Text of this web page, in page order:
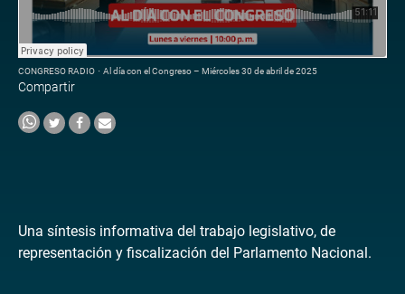
CONGRESO RADIO · Al día con el Congreso – Miércoles 30 de abril de 2025
Compartir
Una síntesis informativa del trabajo legislativo, de
representación y fiscalización del Parlamento Nacional.